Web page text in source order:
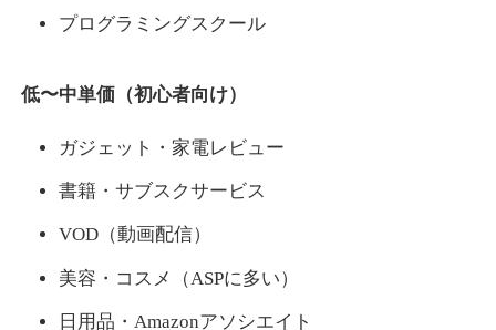
プログラミングスクール
低〜中単価（初心者向け）
ガジェット・家電レビュー
書籍・サブスクサービス
VOD（動画配信）
美容・コスメ（ASPに多い）
日用品・Amazonアソシエイト